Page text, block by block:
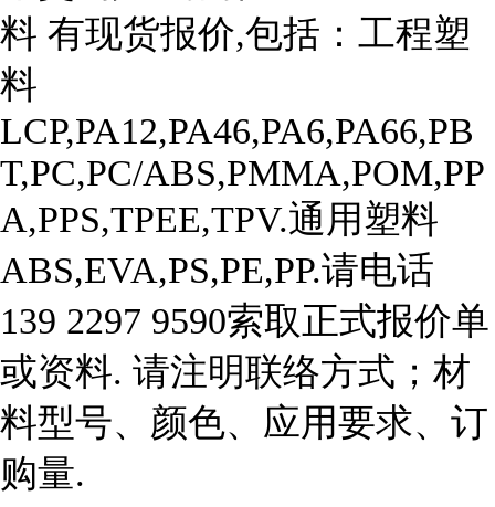
料 有现货报价,包括：工程塑
料
LCP,PA12,PA46,PA6,PA66,PB
T,PC,PC/ABS,PMMA,POM,PP
A,PPS,TPEE,TPV.通用塑料
ABS,EVA,PS,PE,PP.请电话
139 2297 9590索取正式报价单
或资料. 请注明联络方式；材
料型号、颜色、应用要求、订
购量.